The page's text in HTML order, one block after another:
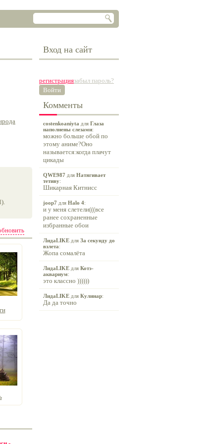
Вход на сайт
регистрациязабыл пароль?
Войти
Комменты
costenkoaniyta для Глаза
наполнены слезами:
можно больше обой по
этому аниме?Оно
называется:когда плачут
цикады
QWE987 для Натягивает
тетиву:
Шикарная Китнисс
joop7 для Halo 4:
и у меня слетели(((все
ранее сохраненные
избранные обои
ЛидаLIKE для За секунду до
взлета:
Жопа сомалёта
ЛидаLIKE для Котэ-
аквариум:
это классно ))))))
ЛидаLIKE для Кулинар:
Да да точно